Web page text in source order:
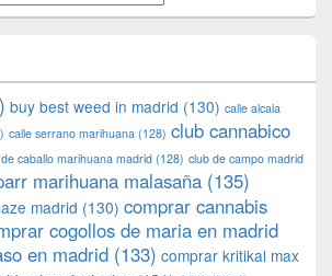
buy best weed in madrid (130) calle alcala
calle serrano marihuana (128) club cannabico
caballo marihuana madrid (128) club de campo madrid
marihuana malasaña (135)
madrid (130) comprar cannabis
cogollos de maria en madrid
en madrid (133) comprar kritikal max